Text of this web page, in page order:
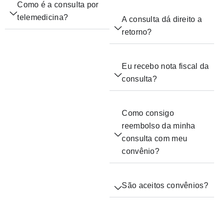
Como é a consulta por
telemedicina?
A consulta dá direito a
retorno?
Eu recebo nota fiscal da
consulta?
Como consigo
reembolso da minha
consulta com meu
convênio?
São aceitos convênios?